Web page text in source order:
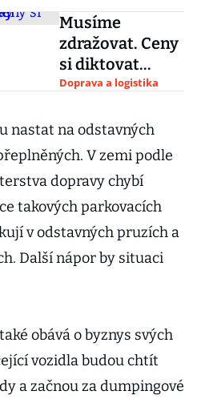
Musíme
zdražovat. Ceny
si diktovat
můžeme díky
poptávce, říkají
dopravci
Doprava a logistika
nastat na odstavných
V zemi podle
dopravy chybí
takových parkovacích
v odstavných pruzích a
Další nápor by situaci
obává o byznys svých
vozidla budou chtít
a začnou za dumpingové